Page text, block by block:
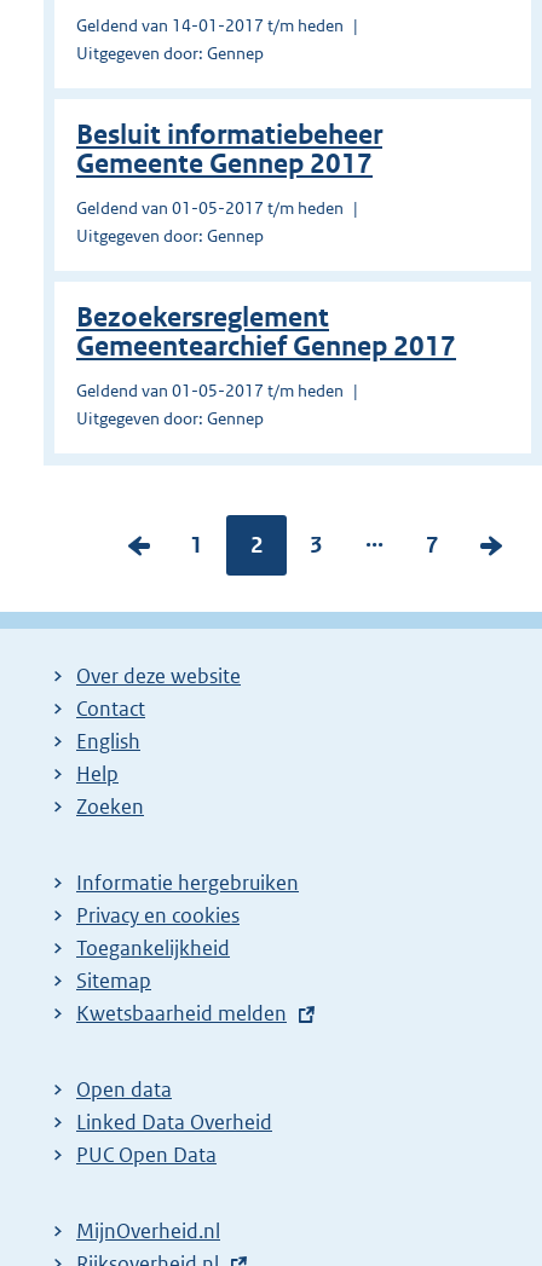
Geldend van 14-01-2017 t/m heden
Uitgegeven door: Gennep
Besluit informatiebeheer
Gemeente Gennep 2017
Geldend van 01-05-2017 t/m heden
Uitgegeven door: Gennep
Bezoekersreglement
Gemeentearchief Gennep 2017
Geldend van 01-05-2017 t/m heden
Uitgegeven door: Gennep
V
r
g
e
a
n
a
z
o
k
r
e
u
P
g
n
1 Pagina:
2
P
g
3 ...
P
g
7
V
l
Over deze website
Contact
English
Help
Zoeken
Informatie hergebruiken
Privacy en cookies
Toegankelijkheid
Sitemap
E
t
e
r
l
Kwetsbaarheid melden
Open data
Linked Data Overheid
PUC Open Data
MijnOverheid.nl